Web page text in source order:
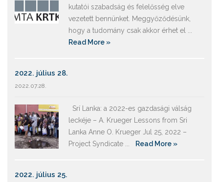
kutatói szabadság és felelősség elve
vezetett bennünket. Meggyőződésünk,
hogy a tudomány csak akkor érhet el ...
Read More »
2022. július 28.
2022.07.28.
Srí Lanka: a 2022-es gazdasági válság
leckéje – A. Krueger Lessons from Sri
Lanka Anne O. Krueger Jul 25, 2022 –
Project Syndicate ...
Read More »
2022. július 25.